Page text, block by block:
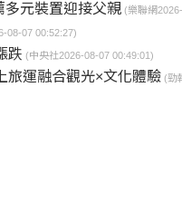
元裝置迎接父親 (樂聯網
08-07 00:52:27)
跌 (中央社2026-08-07 00:49:01)
旅運融合觀光×文化體驗 (勁